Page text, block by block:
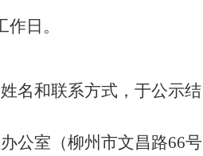
日。
名和联系方式，于公示结
公室（柳州市文昌路66号